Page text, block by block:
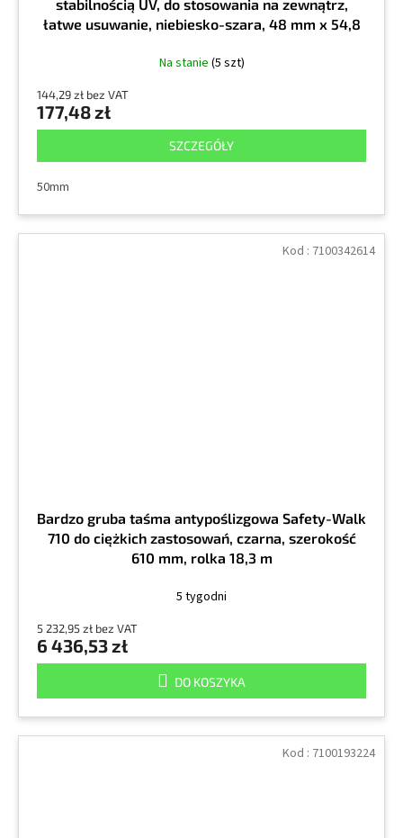
stabilnością UV, do stosowania na zewnątrz,
łatwe usuwanie, niebiesko-szara, 48 mm x 54,8
Na stanie (5 szt)
144,29 zł bez VAT
177,48 zł
SZCZEGÓŁY
50mm
Bardzo gruba taśma antypoślizgowa Safety-Walk
710 do ciężkich zastosowań, czarna, szerokość
610 mm, rolka 18,3 m
5 tygodni
5 232,95 zł bez VAT
6 436,53 zł
DO KOSZYKA
Kod : 7100342614
Kod : 7100193224